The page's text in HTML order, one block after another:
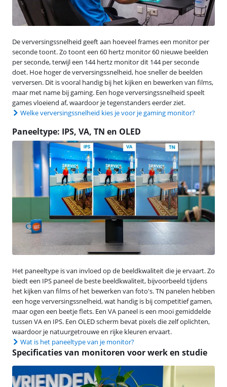
De verversingssnelheid geeft aan hoeveel frames een monitor per
seconde toont. Zo toont een 60 hertz monitor 60 nieuwe beelden
per seconde, terwijl een 144 hertz monitor dit 144 per seconde
doet. Hoe hoger de verversingssnelheid, hoe sneller de beelden
verversen. Dit is vooral handig bij het kijken en bewerken van films,
maar met name bij gaming. Een hoge verversingssnelheid speelt
games vloeiend af, waardoor je tegenstanders eerder ziet.
Welke verversingssnelheid kies je voor je gaming monitor?
Paneeltype: IPS, VA, TN en OLED
Het paneeltype is van invloed op de beeldkwaliteit die je ervaart. Zo
biedt een IPS paneel de beste beeldkwaliteit, bijvoorbeeld tijdens
het kijken van films of het bewerken van foto's. TN panelen hebben
een hoge verversingssnelheid, wat handig is bij competitief gamen,
maar ogen een beetje flets. Een VA paneel is een mooi gemiddelde
tussen VA en IPS. Een OLED scherm bevat pixels die zelf oplichten,
waardoor je natuurgetrouwe en rijke kleuren ervaart.
Wat is het paneeltype van je monitor?
Specificaties van monitoren voor werk en studie